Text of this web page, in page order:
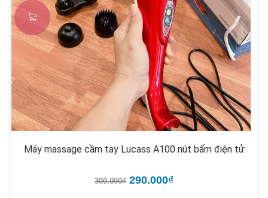
Máy massage cầm tay Lucass A100 nút bấm điện tử
300.000₫ 290.000₫